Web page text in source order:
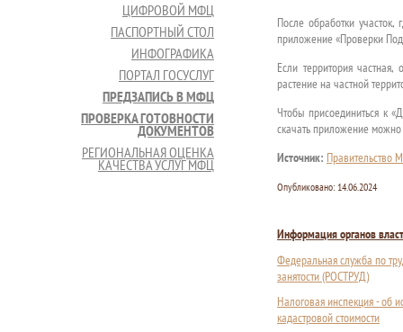
ЦИФРОВОЙ МФЦ
ПАСПОРТНЫЙ СТОЛ
ИНФОГРАФИКА
ПОРТАЛ ГОСУСЛУГ
ПРЕДЗАПИСЬ В МФЦ
ПРОВЕРКА ГОТОВНОСТИ
ДОКУМЕНТОВ
РЕГИОНАЛЬНАЯ ОЦЕНКА
КАЧЕСТВА УСЛУГ МФЦ
После обработки
приложение «Проверки
Если территория частная,
растение на частной
Чтобы присоединиться к
скачать приложение
Источник: Правительство
Опубликовано: 14.06.2024
Информация органов
Федеральная служба по
занятости (РОСТРУД)
Налоговая инспекция - об
кадастровой стоимости